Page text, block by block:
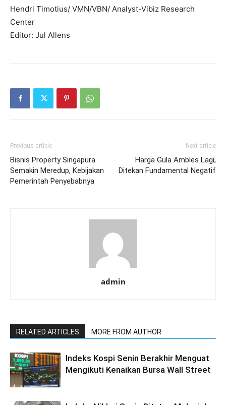
Hendri Timotius/ VMN/VBN/ Analyst-Vibiz Research
Center
Editor: Jul Allens
Previous article
Bisnis Property Singapura
Semakin Meredup, Kebijakan
Pemerintah Penyebabnya
Next article
Harga Gula Ambles Lagi,
Ditekan Fundamental Negatif
admin
RELATED ARTICLES MORE FROM AUTHOR
Indeks Kospi Senin Berakhir Menguat
Mengikuti Kenaikan Bursa Wall Street